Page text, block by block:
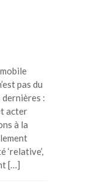
pas du
:
acter
à la
[…]